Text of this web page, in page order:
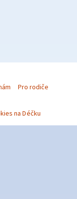
Pro rodiče
na Déčku